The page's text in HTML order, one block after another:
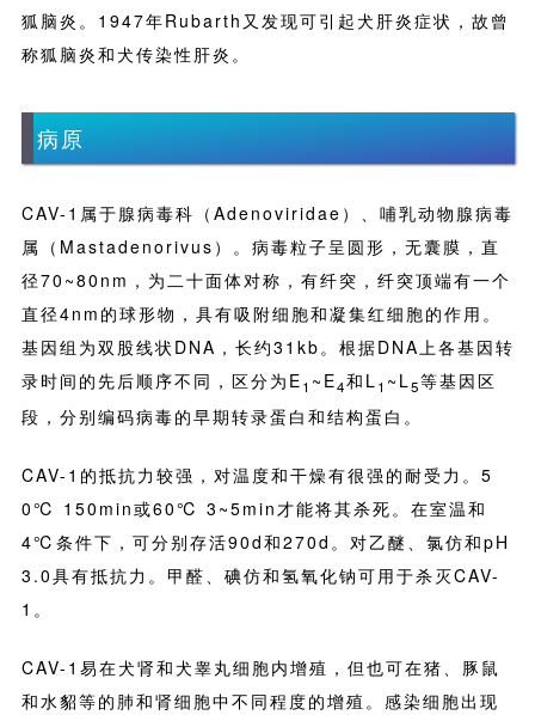
狐脑炎。1947年Rubarth又发现可引起犬肝炎症状，故曾
称狐脑炎和犬传染性肝炎。
病原
CAV-1属于腺病毒科（Adenoviridae）、哺乳动物腺病毒
属（Mastadenorivus）。病毒粒子呈圆形，无囊膜，直
径70~80nm，为二十面体对称，有纤突，纤突顶端有一个
直径4nm的球形物，具有吸附细胞和凝集红细胞的作用。
基因组为双股线状DNA，长约31kb。根据DNA上各基因转
录时间的先后顺序不同，区分为E1 ~E4和L 1 ~L5等基因区
段，分别编码病毒的早期转录蛋白和结构蛋白。
CAV-1的抵抗力较强，对温度和干燥有很强的耐受力。5
0℃ 150min或60℃ 3~5min才能将其杀死。在室温和
4℃条件下，可分别存活90d和270d。对乙醚、氯仿和pH
3.0具有抵抗力。甲醛、碘仿和氢氧化钠可用于杀灭CAV-
1。
CAV-1易在犬肾和犬睾丸细胞内增殖，但也可在猪、豚鼠
和水貂等的肺和肾细胞中不同程度的增殖。感染细胞出现